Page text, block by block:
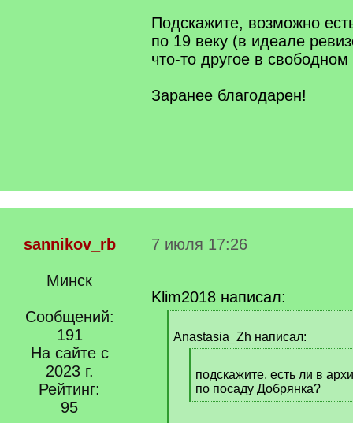
Подскажите, возможно
по 19 веку (в идеале
что-то другое в свободном
Заранее благодарен!
sannikov_rb
Минск
Сообщений:
191
На сайте с
2023 г.
Рейтинг:
95
7 июля 17:26
Klim2018 написал:
q
Anastasia_Zh написал:
q
]
подскажите, есть ли в
по посаду Добрянка?
[